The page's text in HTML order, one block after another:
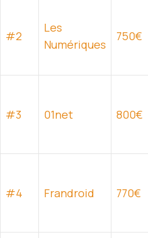
#2
Les
Numériques
750€
#3 01net 800€
#4 Frandroid 770€